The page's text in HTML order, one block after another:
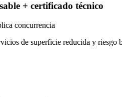
+ certificado técnico
concurrencia
de superficie reducida y